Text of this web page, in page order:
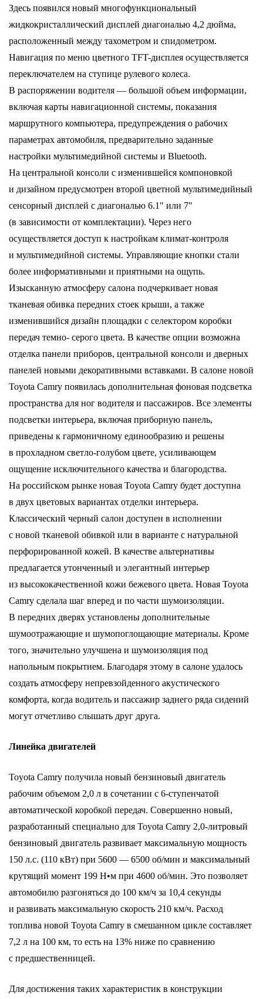
Здесь появился новый многофункциональный
жидкокристаллический дисплей диагональю 4,2 дюйма,
расположенный между тахометром и спидометром.
Навигация по меню цветного TFT-дисплея осуществляется
переключателем на ступице рулевого колеса.
В распоряжении водителя — большой объем информации,
включая карты навигационной системы, показания
маршрутного компьютера, предупреждения о рабочих
параметрах автомобиля, предварительно заданные
настройки мультимедийной системы и Bluetooth.
На центральной консоли с изменившейся компоновкой
и дизайном предусмотрен второй цветной мультимедийный
сенсорный дисплей с диагональю 6.1″ или 7″
(в зависимости от комплектации). Через него
осуществляется доступ к настройкам климат-контроля
и мультимедийной системы. Управляющие кнопки стали
более информативными и приятными на ощупь.
Изысканную атмосферу салона подчеркивает новая
тканевая обивка передних стоек крыши, а также
изменившийся дизайн площадки c селектором коробки
передач темно- серого цвета. В качестве опции возможна
отделка панели приборов, центральной консоли и дверных
панелей новыми декоративными вставками. В салоне новой
Toyota Camry появилась дополнительная фоновая подсветка
пространства для ног водителя и пассажиров. Все элементы
подсветки интерьера, включая приборную панель,
приведены к гармоничному единообразию и решены
в прохладном светло-голубом цвете, усиливающем
ощущение исключительного качества и благородства.
На российском рынке новая Toyota Camry будет доступна
в двух цветовых вариантах отделки интерьера.
Классический черный салон доступен в исполнении
с новой тканевой обивкой или в варианте с натуральной
перфорированной кожей. В качестве альтернативы
предлагается утонченный и элегантный интерьер
из высококачественной кожи бежевого цвета. Новая Toyota
Camry сделала шаг вперед и по части шумоизоляции.
В передних дверях установлены дополнительные
шумоотражающие и шумопоглощающие материалы. Кроме
того, значительно улучшена и шумоизоляция под
напольным покрытием. Благодаря этому в салоне удалось
создать атмосферу непревзойденного акустического
комфорта, когда водитель и пассажир заднего ряда сидений
могут отчетливо слышать друг друга.
Линейка двигателей
Toyota Camry получила новый бензиновый двигатель
рабочим объемом 2,0 л в сочетании с 6-ступенчатой
автоматической коробкой передач. Совершенно новый,
разработанный специально для Toyota Camry 2,0-литровый
бензиновый двигатель развивает максимальную мощность
150 л.с. (110 кВт) при 5600 — 6500 об/мин и максимальный
крутящий момент 199 Н•м при 4600 об/мин. Это позволяет
автомобилю разгоняться до 100 км/ч за 10,4 секунды
и развивать максимальную скорость 210 км/ч. Расход
топлива новой Toyota Camry в cмешанном цикле составляет
7,2 л на 100 км, то есть на 13% ниже по сравнению
с предшественницей.
Для достижения таких характеристик в конструкции